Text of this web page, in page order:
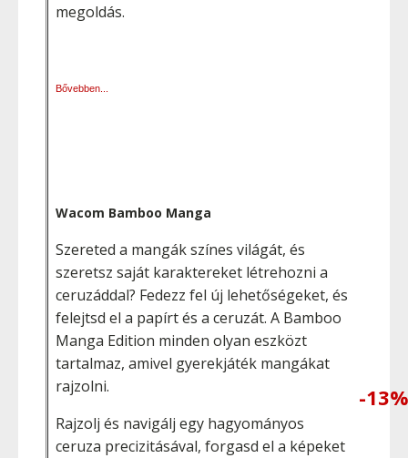
megoldás.
Bővebben...
Wacom Bamboo Manga
Szereted a mangák színes világát, és
szeretsz saját karaktereket létrehozni a
ceruzáddal? Fedezz fel új lehetőségeket, és
felejtsd el a papírt és a ceruzát. A Bamboo
Manga Edition minden olyan eszközt
tartalmaz, amivel gyerekjáték mangákat
rajzolni.
Rajzolj és navigálj egy hagyományos
ceruza precizitásával, forgasd el a képeket
-13%